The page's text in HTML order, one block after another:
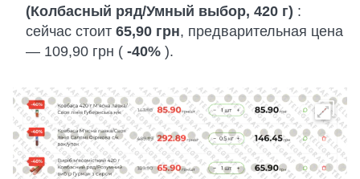
(Колбасный ряд/Умный выбор, 420 г) :
сейчас стоит 65,90 грн, предварительная цена
— 109,90 грн ( -40% ).